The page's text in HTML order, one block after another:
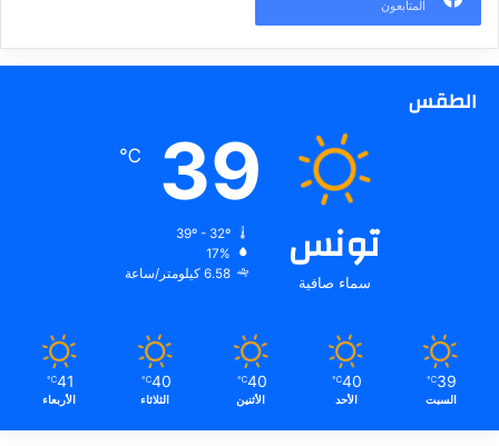
المتابعون
الطقس
تونس
سماء صافية
39
℃
17%
6.58 كيلومتر/ساعة
39
℃
السبت
40
℃
الأحد
40
℃
الأثنين
40
℃
الثلاثاء
41
℃
الأربعاء